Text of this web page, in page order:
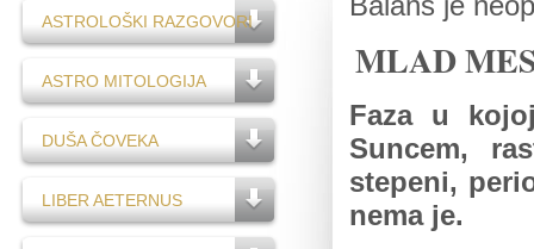
ASTROLOŠKI RAZGOVORI
ASTRO MITOLOGIJA
DUŠA ČOVEKA
LIBER AETERNUS
Balans je
MLAD
Faza u
Suncem,
stepeni,
nema je.